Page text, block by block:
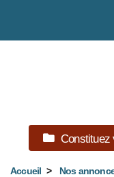
Constituez
Accueil Nos